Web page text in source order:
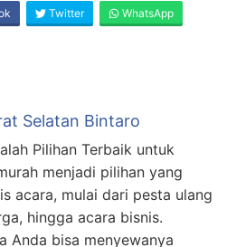
Twitter WhatsApp
Selatan Bintaro
Pilihan Terbaik untuk
menjadi pilihan yang
acara, mulai dari pesta ulang
hingga acara bisnis.
Anda bisa menyewanya